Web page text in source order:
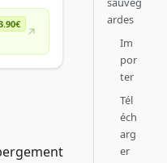
ardes
Im
por
ter
Tél
éch
arg
er